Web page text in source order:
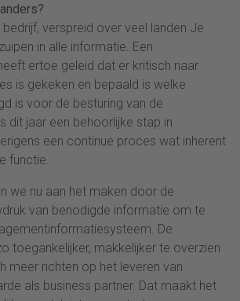
bedrijf, verspreid over veel landen Je
in alle informatie. Een
ertoe geleid dat er kritisch naar
is gekeken en bepaald is welke
is voor de besturing van de
dit jaar een behoorlijke stap in
een continue proces wat inherent
functie.
we nu aan het maken door de
van benodigde informatie om te
De
toegankelijker, makkelijker te overzien
meer richten op het leveren van
als business partner. Dat maakt het